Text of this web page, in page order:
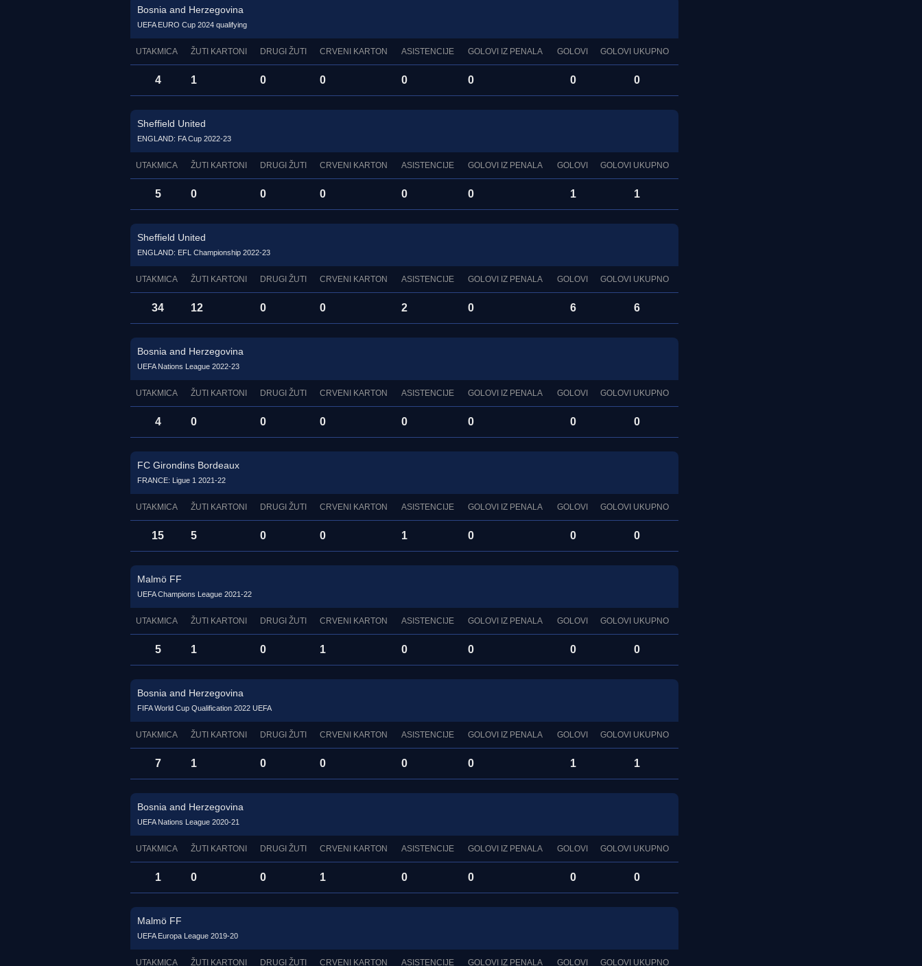
Bosnia and Herzegovina
UEFA EURO Cup 2024 qualifying
UTAKMICA ŽUTI KARTONI DRUGI ŽUTI CRVENI KARTON ASISTENCIJE GOLOVI IZ PENALA GOLOVI GOLOVI UKUPNO
4 1 0 0 0 0 0 0
Sheffield United
ENGLAND: FA Cup 2022-23
UTAKMICA ŽUTI KARTONI DRUGI ŽUTI CRVENI KARTON ASISTENCIJE GOLOVI IZ PENALA GOLOVI GOLOVI UKUPNO
5 0 0 0 0 0 1 1
Sheffield United
ENGLAND: EFL Championship 2022-23
UTAKMICA ŽUTI KARTONI DRUGI ŽUTI CRVENI KARTON ASISTENCIJE GOLOVI IZ PENALA GOLOVI GOLOVI UKUPNO
34 12 0 0 2 0 6 6
Bosnia and Herzegovina
UEFA Nations League 2022-23
UTAKMICA ŽUTI KARTONI DRUGI ŽUTI CRVENI KARTON ASISTENCIJE GOLOVI IZ PENALA GOLOVI GOLOVI UKUPNO
4 0 0 0 0 0 0 0
FC Girondins Bordeaux
FRANCE: Ligue 1 2021-22
UTAKMICA ŽUTI KARTONI DRUGI ŽUTI CRVENI KARTON ASISTENCIJE GOLOVI IZ PENALA GOLOVI GOLOVI UKUPNO
15 5 0 0 1 0 0 0
Malmö FF
UEFA Champions League 2021-22
UTAKMICA ŽUTI KARTONI DRUGI ŽUTI CRVENI KARTON ASISTENCIJE GOLOVI IZ PENALA GOLOVI GOLOVI UKUPNO
5 1 0 1 0 0 0 0
Bosnia and Herzegovina
FIFA World Cup Qualification 2022 UEFA
UTAKMICA ŽUTI KARTONI DRUGI ŽUTI CRVENI KARTON ASISTENCIJE GOLOVI IZ PENALA GOLOVI GOLOVI UKUPNO
7 1 0 0 0 0 1 1
Bosnia and Herzegovina
UEFA Nations League 2020-21
UTAKMICA ŽUTI KARTONI DRUGI ŽUTI CRVENI KARTON ASISTENCIJE GOLOVI IZ PENALA GOLOVI GOLOVI UKUPNO
1 0 0 1 0 0 0 0
Malmö FF
UEFA Europa League 2019-20
UTAKMICA ŽUTI KARTONI DRUGI ŽUTI CRVENI KARTON ASISTENCIJE GOLOVI IZ PENALA GOLOVI GOLOVI UKUPNO